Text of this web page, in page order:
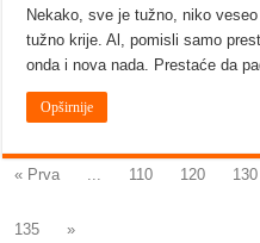
Nekako, sve je tužno, niko
tužno krije. Al, pomisli samo
onda i nova nada. Prestaće da
Opširnije
« Prva 110 120 130
135
»